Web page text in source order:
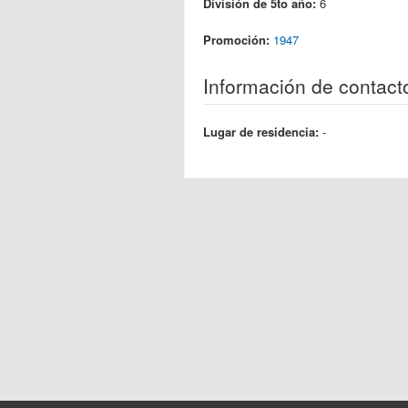
Promoción: 1947
Información de
Lugar de residencia: -